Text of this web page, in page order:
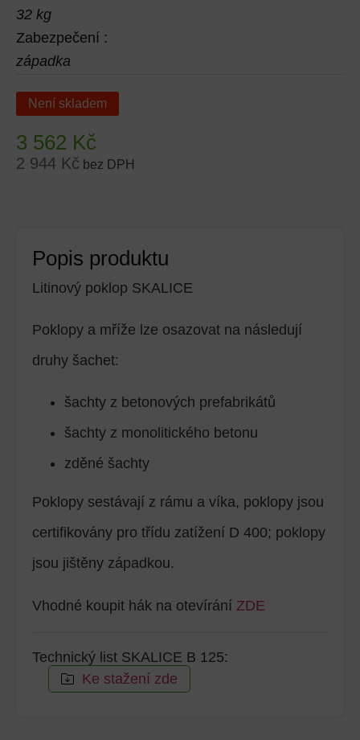
32 kg
Zabezpečení :
západka
Není skladem
3 562 Kč
2 944 Kč bez DPH
Popis produktu
Litinový poklop SKALICE
Poklopy a mříže lze osazovat na následují
druhy šachet:
šachty z betonových prefabrikátů
šachty z monolitického betonu
zděné šachty
Poklopy sestávají z rámu a víka, poklopy jsou
certifikovány pro třídu zatížení D 400; poklopy
jsou jištěny západkou.
Vhodné koupit hák na otevírání ZDE
Technický list SKALICE B 125:
Ke stažení zde